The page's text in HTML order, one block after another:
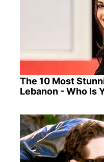
The 10 Most
Lebanon - Who Is